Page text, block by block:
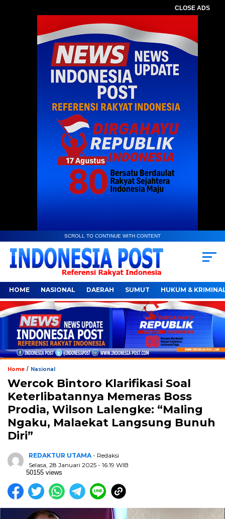
CLOSE ADS
SCROLL TO CONTINUE WITH CONTENT
HOME NASIONAL DAERAH SUMUT HUKUM &
Home / Nasional
Wercok Bintoro Klarifikasi Soal
Keterlibatannya Memeras Boss
Prodia, Wilson Lalengke: “Maling
Ngaku, Malaekat Langsung Bunuh
Diri”
REDAKTUR UTAMA - Redaksi
Selasa, 28 Januari 2025 - 16:19 WIB
50155 views